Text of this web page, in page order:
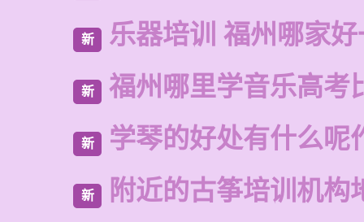
新 乐器培训 福州哪家
新 福州哪里学音乐高考
新 学琴的好处有什么呢
新 附近的古筝培训机构